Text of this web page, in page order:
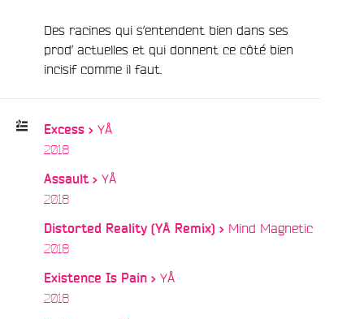
Des racines qui s’entendent bien dans ses
prod’ actuelles et qui donnent ce côté bien
incisif comme il faut.
:
Excess > YÅ
2018/
Assault > YÅ
2018/
Distorted Reality (YÅ Remix) > Mind Magnetic
2018/
Existence Is Pain > YÅ
2018/